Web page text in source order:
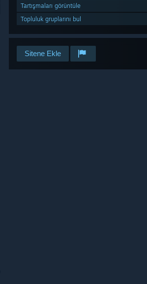
Tartışmaları görüntüle
Topluluk gruplarını bul
Sitene Ekle